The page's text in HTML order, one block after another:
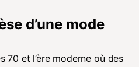
d’une mode
70 et l’ère moderne où des